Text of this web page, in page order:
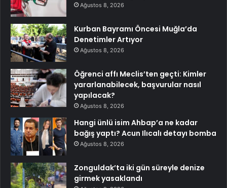
Ağustos 8, 2026
Kurban Bayramı Öncesi Muğla’da
Denetimler Artıyor
Ağustos 8, 2026
Öğrenci affı Meclis’ten geçti: Kimler
yararlanabilecek, başvurular nasıl
yapılacak?
Ağustos 8, 2026
Hangi ünlü isim Ahbap’a ne kadar
bağış yaptı? Acun Ilıcalı detayı bomba
Ağustos 8, 2026
Zonguldak’ta iki gün süreyle denize
girmek yasaklandı